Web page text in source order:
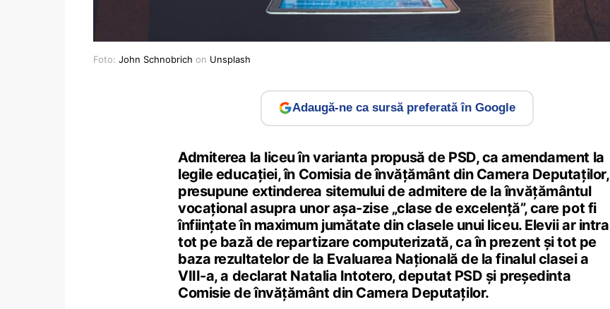
Foto: John Schnobrich on Unsplash
Adaugă-ne ca sursă preferată în Google
Admiterea la liceu în varianta propusă de PSD, ca amendament la
legile educației, în Comisia de învățământ din Camera Deputaților,
presupune extinderea sitemului de admitere de la învățământul
vocațional asupra unor așa-zise „clase de excelență”, care pot fi
înființate în maximum jumătate din clasele unui liceu. Elevii ar intra
tot pe bază de repartizare computerizată, ca în prezent și tot pe
baza rezultatelor de la Evaluarea Națională de la finalul clasei a
VIII-a, a declarat Natalia Intotero, deputat PSD și președinta
Comisie de învățământ din Camera Deputaților.